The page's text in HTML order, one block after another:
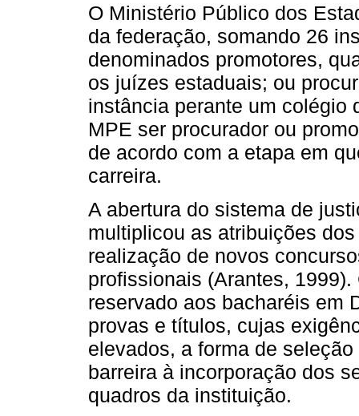
O Ministério Público dos
da federação, somando 26
denominados promotores,
os juízes estaduais; ou
instância perante um colégio
MPE ser procurador ou
de acordo com a etapa em
carreira.
A abertura do sistema de
multiplicou as atribuições
realização de novos
profissionais (Arantes,
reservado aos bacharéis em
provas e títulos, cujas
elevados, a forma de
barreira à incorporação dos
quadros da instituição.